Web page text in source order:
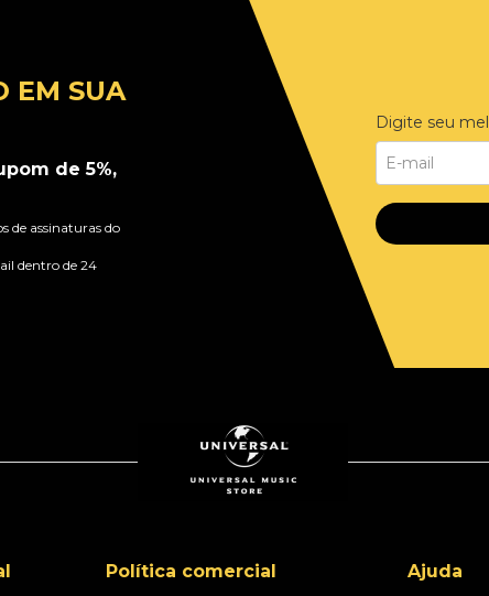
EM SUA
de 5%,
de assinaturas do
dentro de 24
Digite seu
Política comercial Ajuda